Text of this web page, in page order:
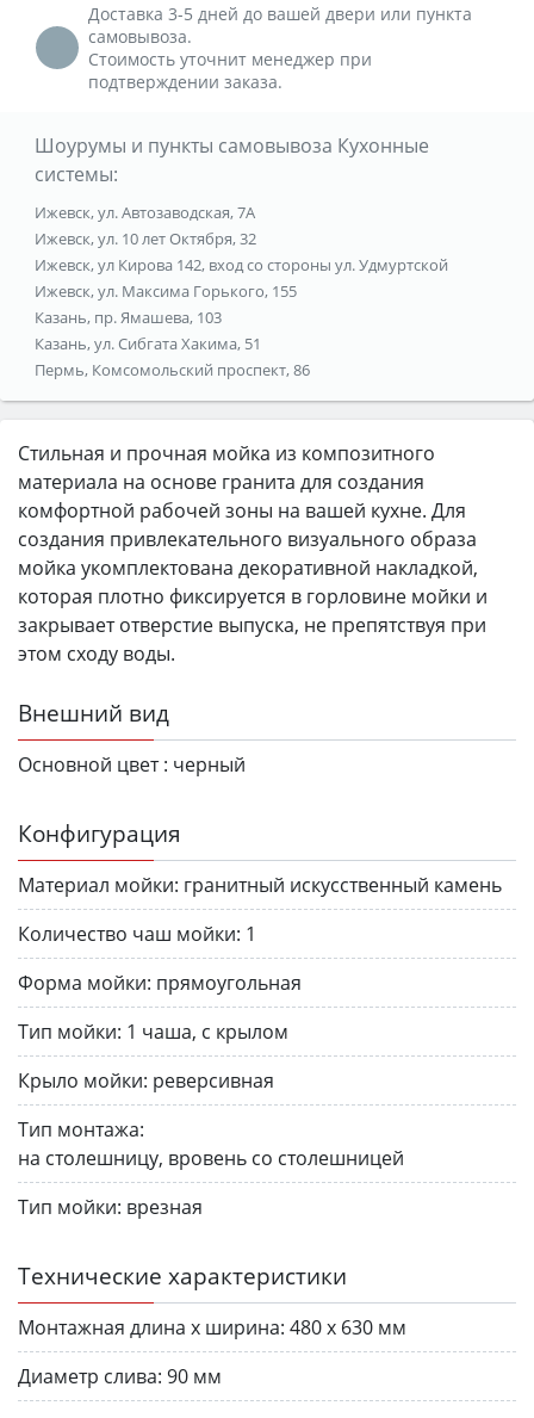
Доставка 3-5 дней до вашей двери или пункта
самовывоза.
Стоимость уточнит менеджер при
подтверждении заказа.
Шоурумы и пункты самовывоза Кухонные
системы:
Ижевск, ул. Автозаводская, 7А
Ижевск, ул. 10 лет Октября, 32
Ижевск, ул Кирова 142, вход со стороны ул. Удмуртской
Ижевск, ул. Максима Горького, 155
Казань, пр. Ямашева, 103
Казань, ул. Сибгата Хакима, 51
Пермь, Комсомольский проспект, 86
Стильная и прочная мойка из композитного
материала на основе гранита для создания
комфортной рабочей зоны на вашей кухне. Для
создания привлекательного визуального образа
мойка укомплектована декоративной накладкой,
которая плотно фиксируется в горловине мойки и
закрывает отверстие выпуска, не препятствуя при
этом сходу воды.
Внешний вид
Основной цвет : черный
Конфигурация
Материал мойки: гранитный искусственный камень
Количество чаш мойки: 1
Форма мойки: прямоугольная
Тип мойки: 1 чаша, с крылом
Крыло мойки: реверсивная
Тип монтажа:
на столешницу, вровень со столешницей
Тип мойки: врезная
Технические характеристики
Монтажная длина х ширина: 480 х 630 мм
Диаметр слива: 90 мм